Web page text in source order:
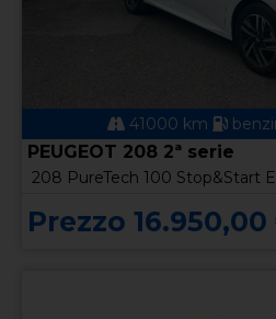
41000 km
PEUGEOT 208 2ª serie
208 PureTech 100 Stop&Start
Prezzo